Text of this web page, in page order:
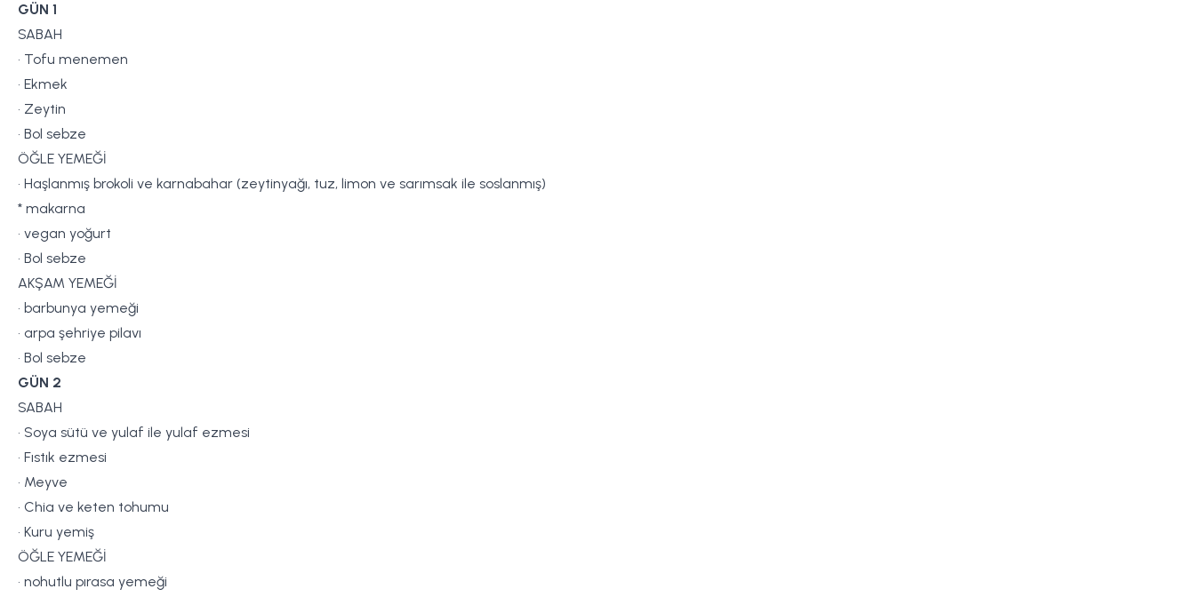
GÜN 1
SABAH
• Tofu menemen
• Ekmek
• Zeytin
• Bol sebze
ÖĞLE YEMEĞİ
• Haşlanmış brokoli ve karnabahar (zeytinyağı, tuz, limon ve sarımsak ile soslanmış)
* makarna
• vegan yoğurt
• Bol sebze
AKŞAM YEMEĞİ
• barbunya yemeği
• arpa şehriye pilavı
• Bol sebze
GÜN 2
SABAH
• Soya sütü ve yulaf ile yulaf ezmesi
• Fıstık ezmesi
• Meyve
• Chia ve keten tohumu
• Kuru yemiş
ÖĞLE YEMEĞİ
• nohutlu pırasa yemeği